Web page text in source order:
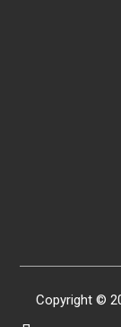
Copyright ©